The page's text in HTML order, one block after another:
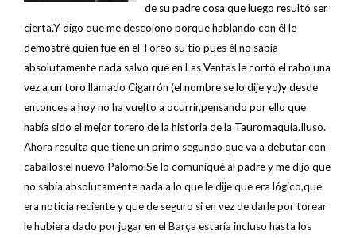
de su padre cosa que luego resultó ser
cierta.Y digo que me descojono porque hablando con él le
demostré quien fue en el Toreo su tio pues él no sabía
absolutamente nada salvo que en Las Ventas le cortó el rabo una
vez a un toro llamado Cigarrón (el nombre se lo dije yo)y desde
entonces a hoy no ha vuelto a ocurrir,pensando por ello que
había sido el mejor torero de la historia de la Tauromaquia.Iluso.
Ahora resulta que tiene un primo segundo que va a debutar con
caballos:el nuevo Palomo.Se lo comuniqué al padre y me dijo que
no sabía absolutamente nada a lo que le dije que era lógico,que
era noticia reciente y que de seguro si en vez de darle por torear
le hubiera dado por jugar en el Barça estaría incluso hasta los